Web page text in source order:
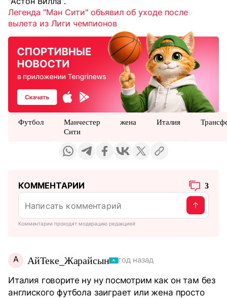
Легенда "Ман Сити" объявил об уходе после
вылета из Лиги чемпионов
Футбол
Манчестер
Сити
жена Италия
КОММЕНТАРИИ 3
Комментарии проходят модерацию редакцией
А АйТеке_Жарайсын год назад
Италия говорите ну ну посмотрим как он там без
англиского футбола заиграет или жена просто